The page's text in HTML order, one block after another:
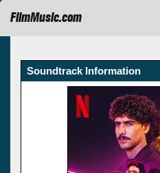
FilmMusic.com
Soundtrack Information